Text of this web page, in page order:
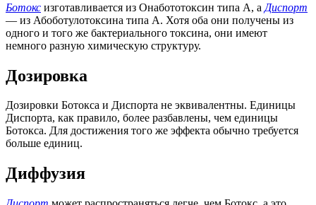
Ботокс изготавливается из Онабототоксин типа А, а Диспорт
— из Абоботулотоксина типа А. Хотя оба они получены из
одного и того же бактериального токсина, они имеют
немного разную химическую структуру.
Дозировка
Дозировки Ботокса и Диспорта не эквивалентны. Единицы
Диспорта, как правило, более разбавлены, чем единицы
Ботокса. Для достижения того же эффекта обычно требуется
больше единиц.
Диффузия